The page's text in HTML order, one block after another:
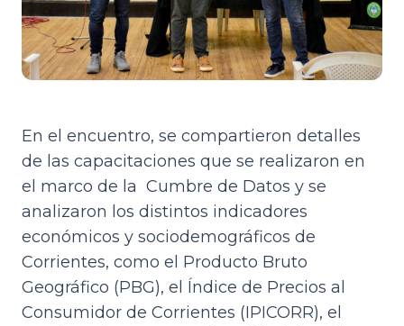
En el encuentro, se compartieron detalles
de las capacitaciones que se realizaron en
el marco de la Cumbre de Datos y se
analizaron los distintos indicadores
económicos y sociodemográficos de
Corrientes, como el Producto Bruto
Geográfico (PBG), el Índice de Precios al
Consumidor de Corrientes (IPICORR), el